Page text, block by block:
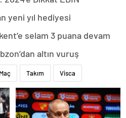
yeni yıl hediyesi
selam 3 puana devam
altın vuruş
Maç Takım Visca